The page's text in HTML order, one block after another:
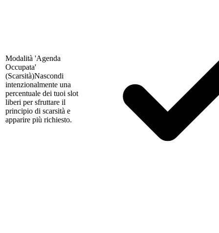
Modalità 'Agenda
Occupata'
(Scarsità)Nascondi
intenzionalmente una
percentuale dei tuoi slot
liberi per sfruttare il
principio di scarsità e
apparire più richiesto.